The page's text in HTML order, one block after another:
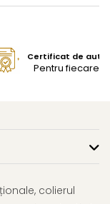
Certificat de
Pentru fiecare
colierul